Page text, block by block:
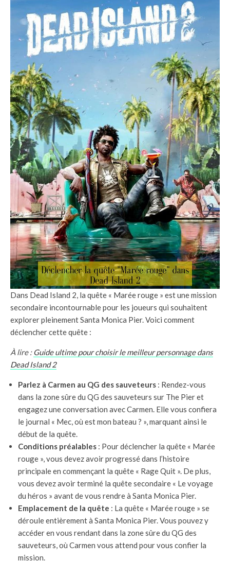
Dans Dead Island 2, la quête « Marée rouge » est une mission
secondaire incontournable pour les joueurs qui souhaitent
explorer pleinement Santa Monica Pier. Voici comment
déclencher cette quête :
À lire :Guide ultime pour choisir le meilleur personnage dans
Dead Island 2
Parlez à Carmen au QG des sauveteurs : Rendez-vous
dans la zone sûre du QG des sauveteurs sur The Pier et
engagez une conversation avec Carmen. Elle vous confiera
le journal « Mec, où est mon bateau ? », marquant ainsi le
début de la quête.
Conditions préalables : Pour déclencher la quête « Marée
rouge », vous devez avoir progressé dans l’histoire
principale en commençant la quête « Rage Quit ». De plus,
vous devez avoir terminé la quête secondaire « Le voyage
du héros » avant de vous rendre à Santa Monica Pier.
Emplacement de la quête : La quête « Marée rouge » se
déroule entièrement à Santa Monica Pier. Vous pouvez y
accéder en vous rendant dans la zone sûre du QG des
sauveteurs, où Carmen vous attend pour vous confier la
mission.